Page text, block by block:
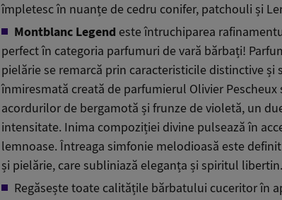
împletesc în nuanțe de cedru conifer, patchouli și
Montblanc Legend este întruchiparea
perfect în categoria parfumuri de vară bărbați!
pielărie se remarcă prin caracteristicile distinctive și
înmiresmată creată de parfumierul Olivier
acordurilor de bergamotă și frunze de violetă, un
intensitate. Inima compoziției divine pulsează în
lemnoase. Întreaga simfonie melodioasă este
și pielărie, care subliniază eleganța și spiritul libertin.
Regăsește toate calitățile bărbatului cuceritor în